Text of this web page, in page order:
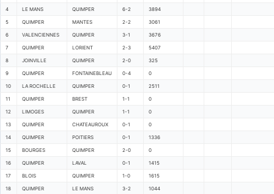
4 LE MANS QUIMPER 6-2 3894
5 QUIMPER MANTES 2-2 3061
6 VALENCIENNES QUIMPER 3-1 3676
7 QUIMPER LORIENT 2-3 5407
8 JOINVILLE QUIMPER 2-0 325
9 QUIMPER FONTAINEBLEAU 0-4 0
10 LA ROCHELLE QUIMPER 0-1 2511
11 QUIMPER BREST 1-1 0
12 LIMOGES QUIMPER 1-1 0
13 QUIMPER CHATEAUROUX 0-1 0
14 QUIMPER POITIERS 0-1 1336
15 BOURGES QUIMPER 2-0 0
16 QUIMPER LAVAL 0-1 1415
17 BLOIS QUIMPER 1-0 1615
18 QUIMPER LE MANS 3-2 1044